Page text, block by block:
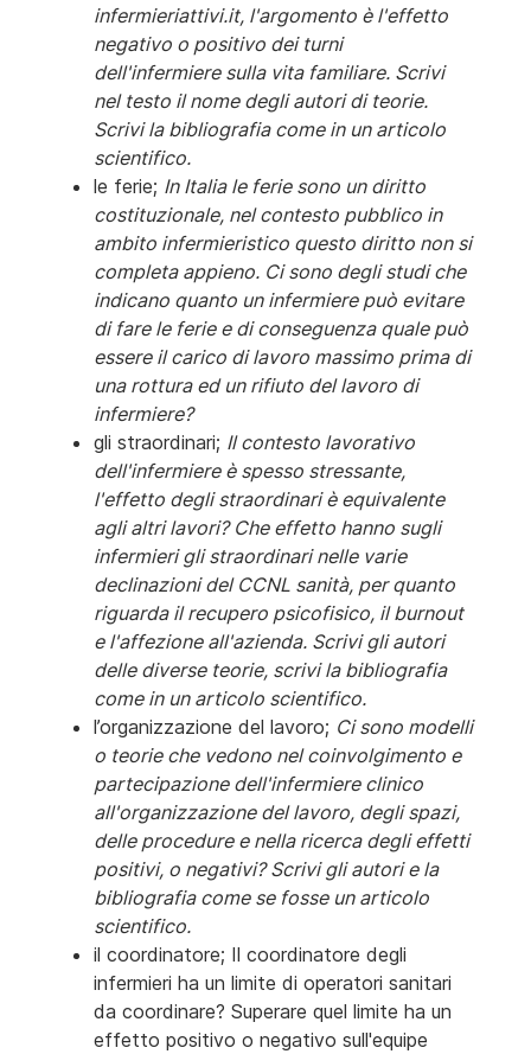
infermieriattivi.it, l'argomento è l'effetto
negativo o positivo dei turni
dell'infermiere sulla vita familiare. Scrivi
nel testo il nome degli autori di teorie.
Scrivi la bibliografia come in un articolo
scientifico.
le ferie; In Italia le ferie sono un diritto
costituzionale, nel contesto pubblico in
ambito infermieristico questo diritto non si
completa appieno. Ci sono degli studi che
indicano quanto un infermiere può evitare
di fare le ferie e di conseguenza quale può
essere il carico di lavoro massimo prima di
una rottura ed un rifiuto del lavoro di
infermiere?
gli straordinari; Il contesto lavorativo
dell'infermiere è spesso stressante,
l'effetto degli straordinari è equivalente
agli altri lavori? Che effetto hanno sugli
infermieri gli straordinari nelle varie
declinazioni del CCNL sanità, per quanto
riguarda il recupero psicofisico, il burnout
e l'affezione all'azienda. Scrivi gli autori
delle diverse teorie, scrivi la bibliografia
come in un articolo scientifico.
l’organizzazione del lavoro; Ci sono modelli
o teorie che vedono nel coinvolgimento e
partecipazione dell'infermiere clinico
all'organizzazione del lavoro, degli spazi,
delle procedure e nella ricerca degli effetti
positivi, o negativi? Scrivi gli autori e la
bibliografia come se fosse un articolo
scientifico.
il coordinatore; Il coordinatore degli
infermieri ha un limite di operatori sanitari
da coordinare? Superare quel limite ha un
effetto positivo o negativo sull'equipe